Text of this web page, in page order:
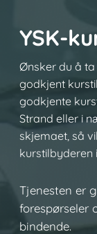
YSK-
Ønsker du å ta
godkjent
godkjente
Strand eller i
skjemaet, så
kurstilbyderen
Tjenesten er
forespørseler
bindende.